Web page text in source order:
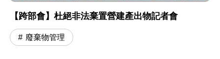
【跨部會】杜絕非法棄置營建產出物記者會
廢棄物管理